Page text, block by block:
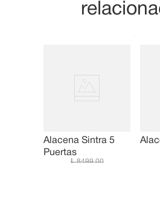
Alacena Sintra 5
Puertas
8499.00